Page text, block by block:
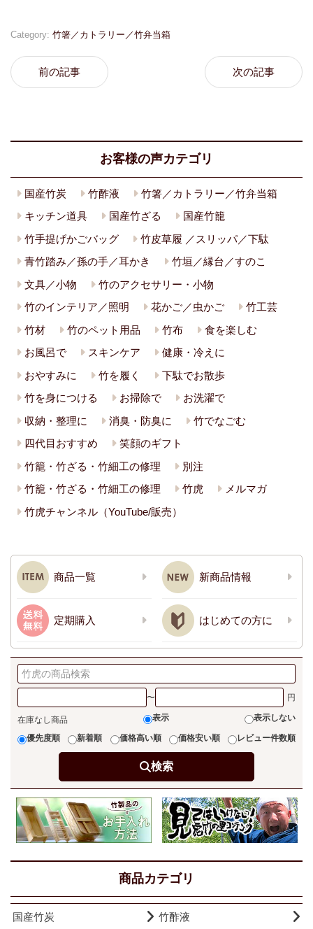
Category: 竹箸／カトラリー／竹弁当箱
前の記事 次の記事
お客様の声カテゴリ
国産竹炭 竹酢液
竹箸／カトラリー／竹弁当箱
キッチン道具
国産竹ざる
国産竹籠
竹手提げかごバッグ
竹皮草履 ／スリッパ／下駄
青竹踏み／孫の手／耳かき
竹垣／縁台／すのこ
文具／小物
竹のアクセサリー・小物
竹のインテリア／照明
花かご／虫かご
竹工芸
竹材
竹のペット用品 竹布
食を楽しむ
お風呂で
スキンケア
健康・冷えに
おやすみに
竹を履く
下駄でお散歩
竹を身につける
お掃除で
お洗濯で
収納・整理に
消臭・防臭に
竹でなごむ
四代目おすすめ
笑顔のギフト
竹籠・竹ざる・竹細工の修理
別注
竹籠・竹ざる・竹細工の修理
竹虎
メルマガ
竹虎チャンネル（YouTube/販売）
商品一覧 新商品情報
定期購入 はじめての方に
〜
在庫なし商品 表示 表示しない
優先度順 新着順 価格高い順 価格安い順 レビュー件数順
検索
商品カテゴリ
国産竹炭 竹酢液